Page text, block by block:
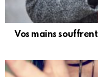
Vos mains